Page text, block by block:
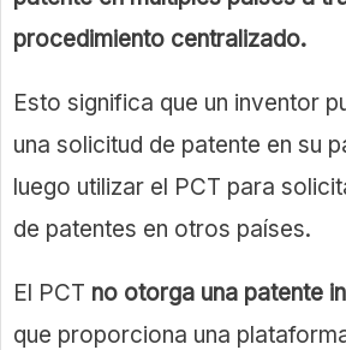
procedimiento centralizado.
Esto significa que un inventor
una solicitud de patente en su
luego utilizar el PCT para
de patentes en otros países.
El PCT no otorga una patente
que proporciona una